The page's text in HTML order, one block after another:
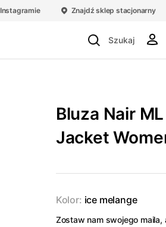
Instagramie Znajdź sklep stacjonarny
Bluza Nair
Jacket
Kolor: ice melange
Zostaw nam swojego